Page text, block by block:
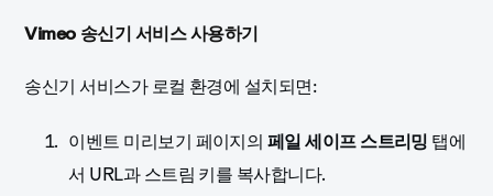
Vimeo 송신기 서비스 사용하기
송신기 서비스가 로컬 환경에 설치되면:
이벤트 미리보기 페이지의페일 세이프 스트리밍탭에
서 URL과 스트림 키를 복사합니다.